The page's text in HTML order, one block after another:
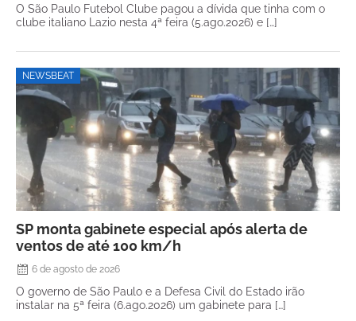
O São Paulo Futebol Clube pagou a dívida que tinha com o
clube italiano Lazio nesta 4ª feira (5.ago.2026) e […]
NEWSBEAT
SP monta gabinete especial após alerta de
ventos de até 100 km/h
6 de agosto de 2026
O governo de São Paulo e a Defesa Civil do Estado irão
instalar na 5ª feira (6.ago.2026) um gabinete para […]